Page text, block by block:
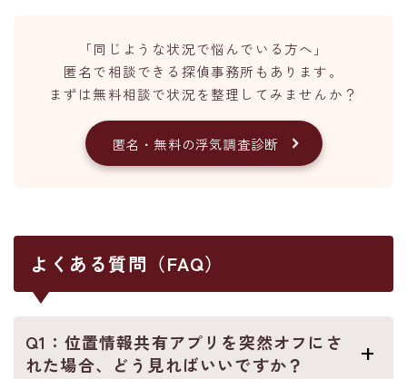
「同じような状況で悩んでいる方へ」
匿名で相談できる探偵事務所もあります。
まずは無料相談で状況を整理してみませんか？
匿名・無料の浮気調査診断
よくある質問（FAQ）
Q1：位置情報共有アプリを突然オフにさ
れた場合、どう見ればいいですか？